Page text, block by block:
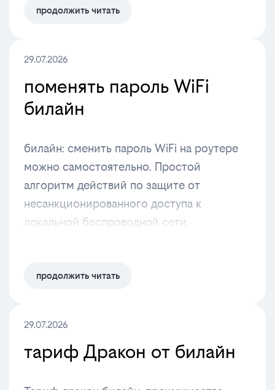
продолжить читать
29.07.2026
поменять пароль WiFi
билайн
билайн: сменить пароль WiFi на роутере
можно самостоятельно. Простой
алгоритм действий по защите от
несанкционированного доступа к
локальной беспроводной сети
продолжить читать
29.07.2026
тариф Дракон от билайн